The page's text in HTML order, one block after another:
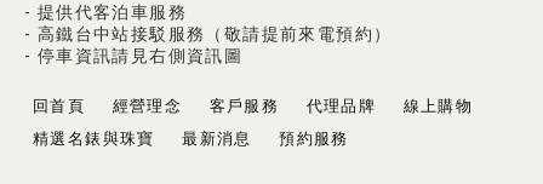
- 提供代客泊車服務
- 高鐵台中站接駁服務（敬請提前來電預約）
- 停車資訊請見右側資訊圖
回首頁 經營理念 客戶服務 代理品牌
線上購物
精選名錶與珠寶
最新消息 預約服務